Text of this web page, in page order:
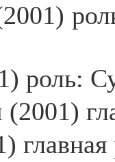
роль: